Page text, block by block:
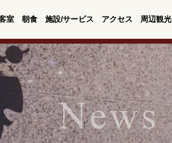
室 朝食 施設/サービス アクセス 周辺観光
News